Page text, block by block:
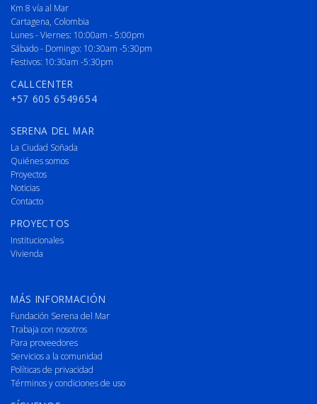
Km 8 vía al Mar
Cartagena, Colombia
Lunes - Viernes: 10:00am - 5:00pm
Sábado - Domingo: 10:30am -5:30pm
Festivos: 10:30am -5:30pm
CALLCENTER
+57 605 6549654
SERENA DEL MAR
La Ciudad Soñada
Quiénes somos
Proyectos
Noticias
Contacto
PROYECTOS
Institucionales
Vivienda
MÁS INFORMACIÓN
Fundación Serena del Mar
Trabaja con nosotros
Para proveedores
Servicios a la comunidad
Políticas de privacidad
Términos y condiciones de uso